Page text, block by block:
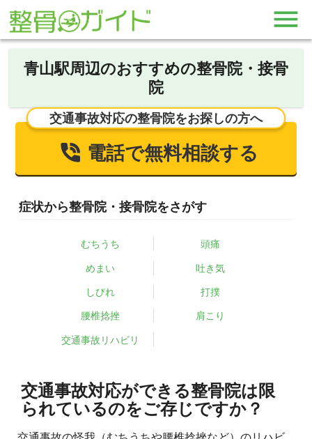
青山駅周辺のおすすめの整骨院・接骨
院
交通事故対応の整骨院をお探しの方へ
電話で無料相談する
症状から整骨院・接骨院をさがす
むちうち 頭痛
めまい 吐き気
しびれ 打撲
腰椎捻挫 肩こり
交通事故リハビリ
交通事故対応ができる整骨院は限
られているのをご存じですか？